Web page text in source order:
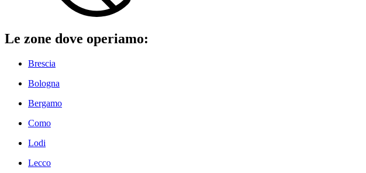
Le zone dove operiamo:
Brescia
Bologna
Bergamo
Como
Lodi
Lecco